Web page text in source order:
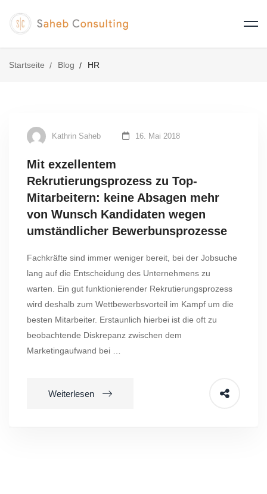
Startseite Blog HR
Kathrin Saheb 16. Mai 2018
Mit exzellentem
Rekrutierungsprozess zu Top-
Mitarbeitern: keine Absagen mehr
von Wunsch Kandidaten wegen
umständlicher Bewerbunsprozesse
Fachkräfte sind immer weniger bereit, bei der Jobsuche
lang auf die Entscheidung des Unternehmens zu
warten. Ein gut funktionierender Rekrutierungsprozess
wird deshalb zum Wettbewerbsvorteil im Kampf um die
besten Mitarbeiter. Erstaunlich hierbei ist die oft zu
beobachtende Diskrepanz zwischen dem
Marketingaufwand bei …
Weiterlesen